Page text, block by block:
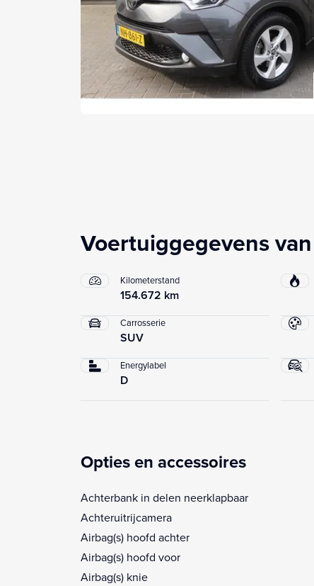
Voertuiggegevens
Kilometerstand
154.672 km
Carrosserie
SUV
Energylabel
D
Opties en accessoires
Achterbank in delen neerklapbaar
Achteruitrijcamera
Airbag(s) hoofd achter
Airbag(s) hoofd voor
Airbag(s) knie